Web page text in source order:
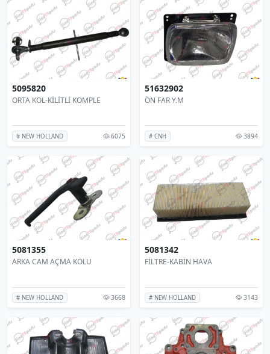
5095820
ORTA KOL-KİLİTLİ KOMPLE
# NEW HOLLAND 6075
51632902
ÖN FAR Y.M
# CNH 3894
5081355
ARKA CAM AÇMA KOLU
# NEW HOLLAND 3668
5081342
FİLTRE-KABİN HAVA
# NEW HOLLAND 3143